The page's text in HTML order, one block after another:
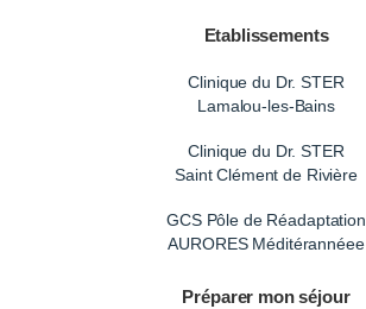
Etablissements
Clinique du Dr. STER
Lamalou-les-Bains
Clinique du Dr. STER
Saint Clément de Rivière
GCS Pôle de Réadaptation
AURORES Méditérannéee
Préparer mon séjour